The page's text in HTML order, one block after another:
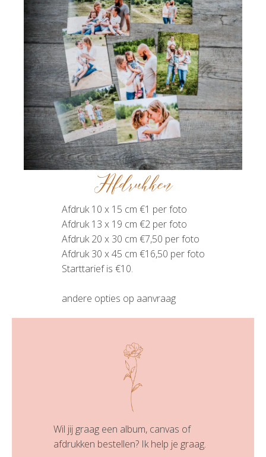
Afdrukken
Afdruk 10 x 15 cm €1 per foto
Afdruk 13 x 19 cm €2 per foto
Afdruk 20 x 30 cm €7,50 per foto
Afdruk 30 x 45 cm €16,50 per foto
Starttarief is €10.
andere opties op aanvraag
Wil jij graag een album, canvas of
afdrukken bestellen? Ik help je graag.